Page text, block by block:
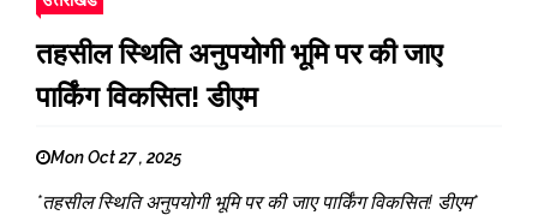
तहसील स्थिति अनुपयोगी भूमि पर की जाए
पार्किंग विकसित! डीएम
Mon Oct 27 , 2025
*तहसील स्थिति अनुपयोगी भूमि पर की जाए पार्किंग विकसित! डीएम*